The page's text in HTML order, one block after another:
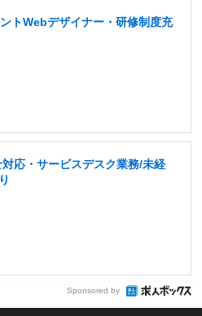
トWebデザイナー・研修制度充
応・サービスデスク業務/未経
Sponsored by